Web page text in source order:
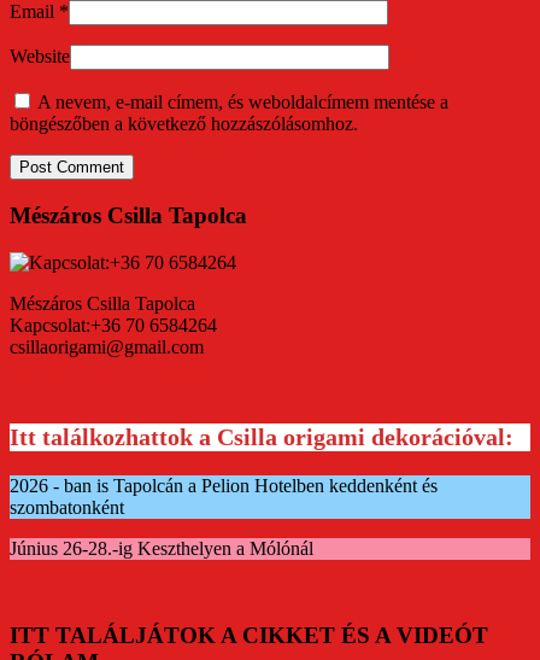
Email *
Website
A nevem, e-mail címem, és weboldalcímem mentése a
böngészőben a következő hozzászólásomhoz.
Mészáros Csilla Tapolca
Mészáros Csilla Tapolca
Kapcsolat:+36 70 6584264
csillaorigami@gmail.com
Itt találkozhattok a Csilla origami dekorációval:
2026 - ban is Tapolcán a Pelion Hotelben keddenként és
szombatonként
Június 26-28.-ig Keszthelyen a Mólónál
ITT TALÁLJÁTOK A CIKKET ÉS A VIDEÓT